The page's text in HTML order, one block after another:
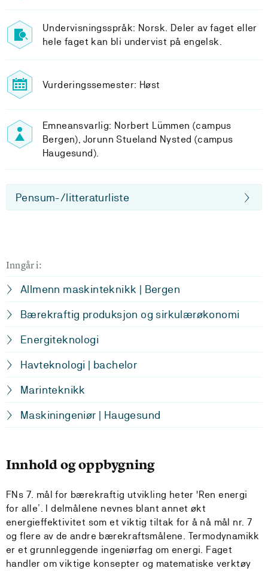
Undervisningsspråk: Norsk. Deler av faget eller
hele faget kan bli undervist på engelsk.
Vurderingssemester: Høst
Emneansvarlig: Norbert Lümmen (campus
Bergen), Jorunn Stueland Nysted (campus
Haugesund).
Pensum-/litteraturliste
Inngår i:
Allmenn maskinteknikk | Bergen
Bærekraftig produksjon og sirkulærøkonomi
Energiteknologi
Havteknologi | bachelor
Marinteknikk
Maskiningeniør | Haugesund
Innhold og oppbygning
FNs 7. mål for bærekraftig utvikling heter 'Ren energi
for alle’. I delmålene nevnes blant annet økt
energieffektivitet som et viktig tiltak for å nå mål nr. 7
og flere av de andre bærekraftsmålene. Termodynamikk
er et grunnleggende ingeniørfag om energi. Faget
handler om viktige konsepter og matematiske verktøy